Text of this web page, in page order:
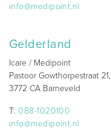
info@medipoint.nl
Gelderland
Icare / Medipoint
Pastoor Gowthorpestraat 21,
3772 CA Barneveld
T:088-1020100
info@medipoint.nl